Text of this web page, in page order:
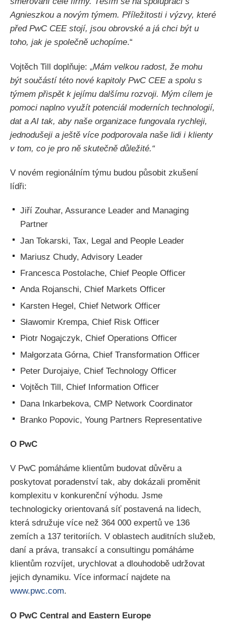
Agnieszkou a novým týmem. Příležitosti i výzvy, které
před PwC CEE stojí, jsou obrovské a já chci být u
toho, jak je společně uchopíme.“
Vojtěch Till doplňuje: „Mám velkou radost, že mohu
být součástí této nové kapitoly PwC CEE a spolu s
týmem přispět k jejímu dalšímu rozvoji. Mým cílem je
pomoci naplno využít potenciál moderních technologií,
dat a AI tak, aby naše organizace fungovala rychleji,
jednodušeji a ještě více podporovala naše lidi i klienty
v tom, co je pro ně skutečně důležité.“
V novém regionálním týmu budou působit zkušení
lídři:
Jiří Zouhar, Assurance Leader and Managing
Partner
Jan Tokarski, Tax, Legal and People Leader
Mariusz Chudy, Advisory Leader
Francesca Postolache, Chief People Officer
Anda Rojanschi, Chief Markets Officer
Karsten Hegel, Chief Network Officer
Sławomir Krempa, Chief Risk Officer
Piotr Nogajczyk, Chief Operations Officer
Małgorzata Górna, Chief Transformation Officer
Peter Durojaiye, Chief Technology Officer
Vojtěch Till, Chief Information Officer
Dana Inkarbekova, CMP Network Coordinator
Branko Popovic, Young Partners Representative
O PwC
V PwC pomáháme klientům budovat důvěru a
poskytovat poradenství tak, aby dokázali proměnit
komplexitu v konkurenční výhodu. Jsme
technologicky orientovaná síť postavená na lidech,
která sdružuje více než 364 000 expertů ve 136
zemích a 137 teritoriích. V oblastech auditních služeb,
daní a práva, transakcí a consultingu pomáháme
klientům rozvíjet, urychlovat a dlouhodobě udržovat
jejich dynamiku. Více informací najdete na
www.pwc.com.
O PwC Central and Eastern Europe